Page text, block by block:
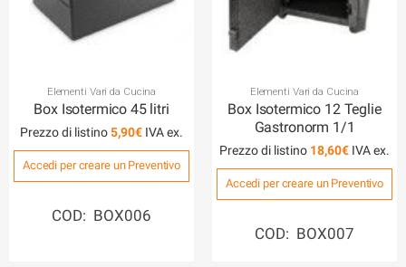
Elementi Vari da Cucina
Box Isotermico 45 litri
Prezzo di listino5,90€
Accedi per creare un Preventivo
COD: BOX006
Elementi Vari da Cucina
Box Isotermico 12 Teglie
Gastronorm 1/1
Prezzo di listino 18,60€
Accedi per creare un Preventivo
COD: BOX007